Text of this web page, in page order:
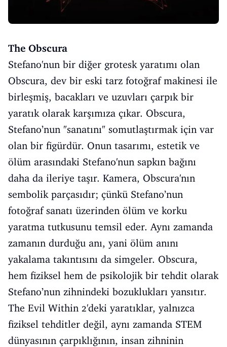
The Obscura
Stefano'nun bir diğer grotesk yaratımı olan
Obscura, dev bir eski tarz fotoğraf makinesi ile
birleşmiş, bacakları ve uzuvları çarpık bir
yaratık olarak karşımıza çıkar. Obscura,
Stefano’nun "sanatını" somutlaştırmak için var
olan bir figürdür. Onun tasarımı, estetik ve
ölüm arasındaki Stefano'nun sapkın bağını
daha da ileriye taşır. Kamera, Obscura'nın
sembolik parçasıdır; çünkü Stefano’nun
fotoğraf sanatı üzerinden ölüm ve korku
yaratma tutkusunu temsil eder. Aynı zamanda
zamanın durduğu anı, yani ölüm anını
yakalama takıntısını da simgeler. Obscura,
hem fiziksel hem de psikolojik bir tehdit olarak
Stefano’nun zihnindeki bozuklukları yansıtır.
The Evil Within 2'deki yaratıklar, yalnızca
fiziksel tehditler değil, aynı zamanda STEM
dünyasının çarpıklığının, insan zihninin